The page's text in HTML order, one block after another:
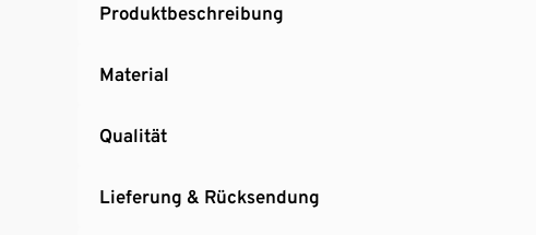
Produktbeschreibung
Material
Qualität
Lieferung & Rücksendung